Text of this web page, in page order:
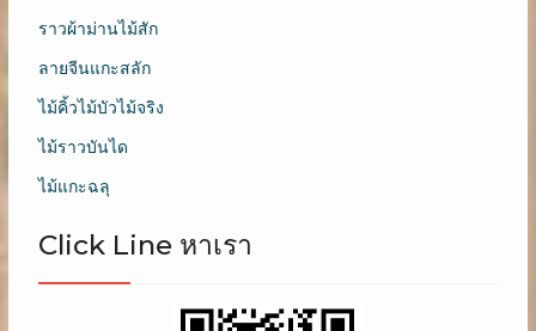
ราวผ้าม่านไม้สัก
ลายจีนแกะสลัก
ไม้คิ้วไม้บัวไม้จริง
ไม้ราวบันได
ไม้แกะฉลุ
Click Line หาเรา